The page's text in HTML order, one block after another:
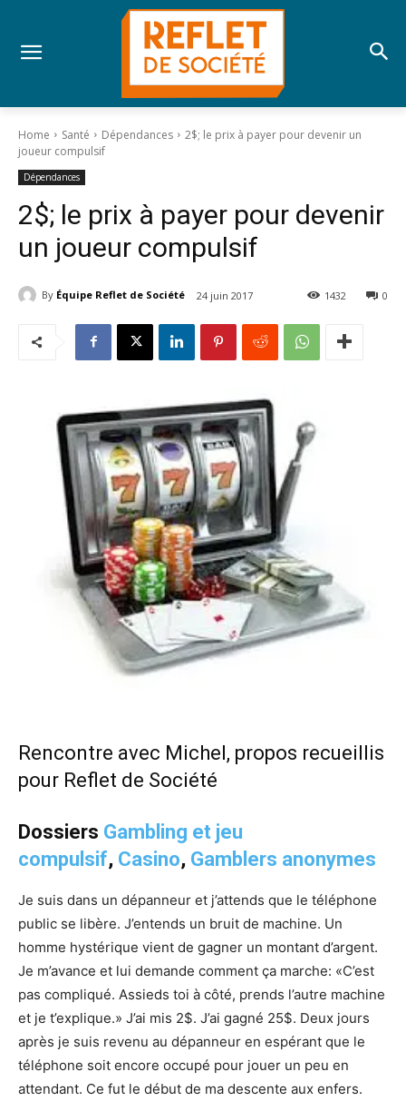
Home Santé Dépendances
2$; le prix à payer pour devenir un
joueur compulsif
Dépendances
2$; le prix à payer pour devenir
un joueur compulsif
By Équipe Reflet de Société 24 juin 2017 0
1432
Rencontre avec Michel, propos recueillis
pour Reflet de Société
Dossiers Gambling et jeu
compulsif, Casino, Gamblers anonymes
Je suis dans un dépanneur et j’attends que le téléphone
public se libère. J’entends un bruit de machine. Un
homme hystérique vient de gagner un montant d’argent.
Je m’avance et lui demande comment ça marche: «C’est
pas compliqué. Assieds toi à côté, prends l’autre machine
et je t’explique.» J’ai mis 2$. J’ai gagné 25$. Deux jours
après je suis revenu au dépanneur en espérant que le
téléphone soit encore occupé pour jouer un peu en
attendant. Ce fut le début de ma descente aux enfers.